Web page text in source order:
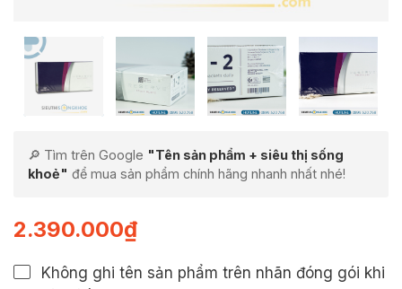
🔎 Tìm trên Google "Tên sản phẩm + siêu thị sống
khoẻ" để mua sản phẩm chính hãng nhanh nhất nhé!
2.390.000₫
Không ghi tên sản phẩm trên nhãn đóng gói khi